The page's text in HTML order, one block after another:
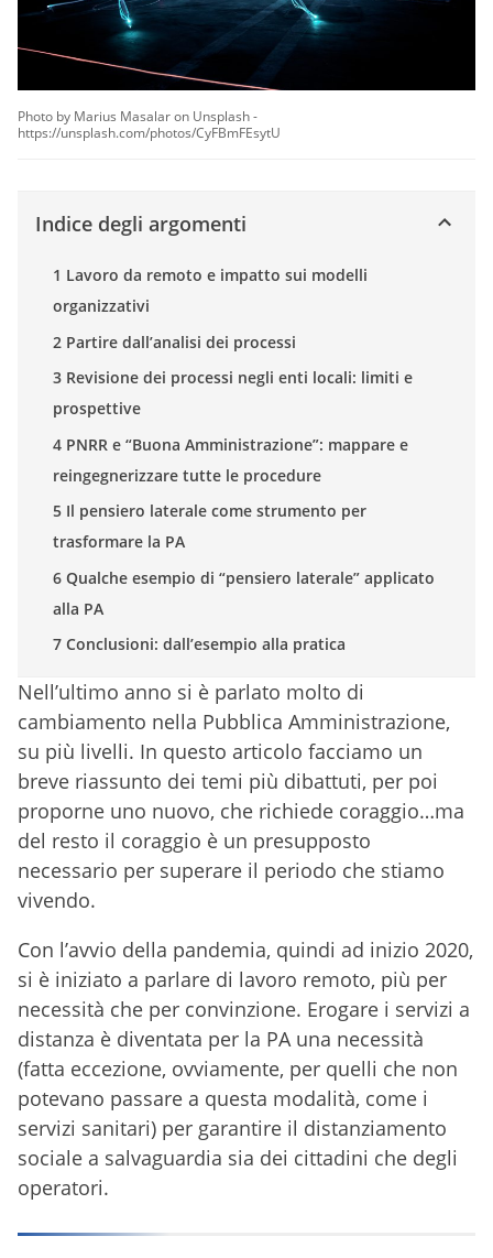
Photo by Marius Masalar on Unsplash -
https://unsplash.com/photos/CyFBmFEsytU
Indice degli argomenti
1 Lavoro da remoto e impatto sui modelli
organizzativi
2 Partire dall’analisi dei processi
3 Revisione dei processi negli enti locali: limiti e
prospettive
4 PNRR e “Buona Amministrazione”: mappare e
reingegnerizzare tutte le procedure
5 Il pensiero laterale come strumento per
trasformare la PA
6 Qualche esempio di “pensiero laterale” applicato
alla PA
7 Conclusioni: dall’esempio alla pratica
Nell’ultimo anno si è parlato molto di
cambiamento nella Pubblica Amministrazione,
su più livelli. In questo articolo facciamo un
breve riassunto dei temi più dibattuti, per poi
proporne uno nuovo, che richiede coraggio…ma
del resto il coraggio è un presupposto
necessario per superare il periodo che stiamo
vivendo.
Con l’avvio della pandemia, quindi ad inizio 2020,
si è iniziato a parlare di lavoro remoto, più per
necessità che per convinzione. Erogare i servizi a
distanza è diventata per la PA una necessità
(fatta eccezione, ovviamente, per quelli che non
potevano passare a questa modalità, come i
servizi sanitari) per garantire il distanziamento
sociale a salvaguardia sia dei cittadini che degli
operatori.